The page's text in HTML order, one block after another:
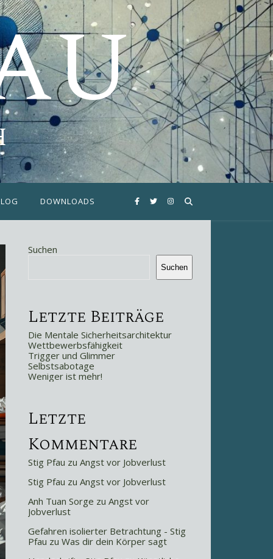
DOWNLOADS
Suchen
Suchen
Letzte Beiträge
Die Mentale Sicherheitsarchitektur
Wettbewerbsfähigkeit
Trigger und Glimmer
Selbstsabotage
Weniger ist mehr!
Letzte
Kommentare
Stig Pfau zu Angst vor Jobverlust
Stig Pfau zu Angst vor Jobverlust
Anh Tuan Sorge zu Angst vor
Jobverlust
Gefahren isolierter Betrachtung - Stig
Pfau zu Was dir dein Körper sagt